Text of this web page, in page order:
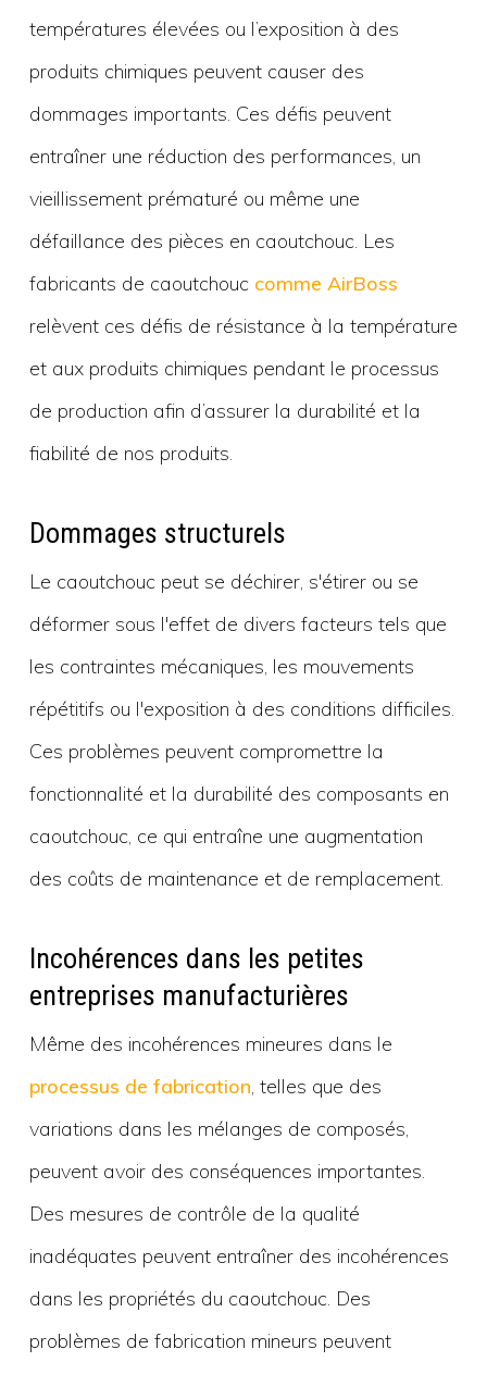
températures élevées ou l’exposition à des
produits chimiques peuvent causer des
dommages importants. Ces défis peuvent
entraîner une réduction des performances, un
vieillissement prématuré ou même une
défaillance des pièces en caoutchouc. Les
fabricants de caoutchouc comme AirBoss
relèvent ces défis de résistance à la température
et aux produits chimiques pendant le processus
de production afin d’assurer la durabilité et la
fiabilité de nos produits.
Dommages structurels
Le caoutchouc peut se déchirer, s'étirer ou se
déformer sous l'effet de divers facteurs tels que
les contraintes mécaniques, les mouvements
répétitifs ou l'exposition à des conditions difficiles.
Ces problèmes peuvent compromettre la
fonctionnalité et la durabilité des composants en
caoutchouc, ce qui entraîne une augmentation
des coûts de maintenance et de remplacement.
Incohérences dans les petites
entreprises manufacturières
Même des incohérences mineures dans le
processus de fabrication, telles que des
variations dans les mélanges de composés,
peuvent avoir des conséquences importantes.
Des mesures de contrôle de la qualité
inadéquates peuvent entraîner des incohérences
dans les propriétés du caoutchouc. Des
problèmes de fabrication mineurs peuvent